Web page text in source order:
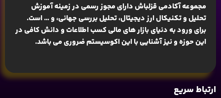
مجموعه آکادمی قزلباش دارای مجوز رسمی در زمینهآموزش
تحلیل و تکنیکال ارز دیجیتال، تحلیل بررسی جهانی، و … است.
برای ورود به دنیای بازار های مالی کسب اطلاعات و دانش کافی در
این حوزه و نیز آشنایی با این اکوسیستم ضروری می باشد.
ارتباط سریع